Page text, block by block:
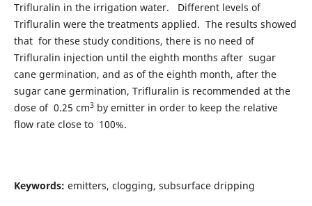
Trifluralin in the irrigation water. Different levels of
Trifluralin were the treatments applied. The results showed
that for these study conditions, there is no need of
Trifluralin injection until the eighth months after sugar
cane germination, and as of the eighth month, after the
sugar cane germination, Trifluralin is recommended at the
dose of 0.25 cm3by emitter in order to keep the relative
flow rate close to 100%.
Keywords: emitters, clogging, subsurface dripping